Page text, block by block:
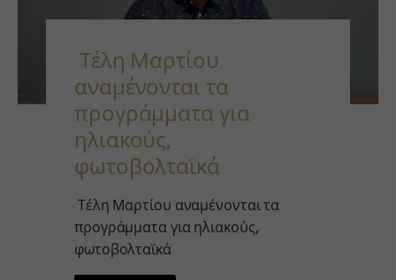
Τέλη Μαρτίου
αναμένονται τα
προγράμματα για
ηλιακούς,
φωτοβολταϊκά
Τέλη Μαρτίου αναμένονται τα
προγράμματα για ηλιακούς,
φωτοβολταϊκά